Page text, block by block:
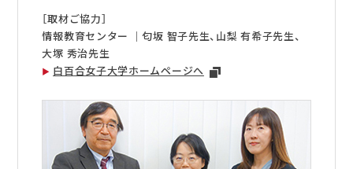
［取材ご協力］
情報教育センター ｜匂坂 智子先生、山梨 有希子先生、
大塚 秀治先生
白百合女子大学ホームページへ